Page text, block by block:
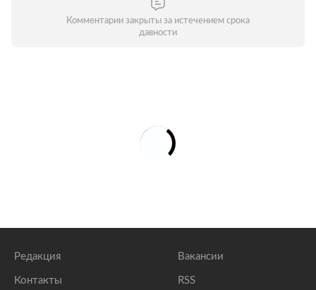
Комментарии закрыты за истечением срока
давности
Редакция
Контакты
Вакансии
RSS